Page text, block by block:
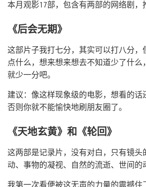
本月观影17部，包含有两部的网络剧，
《后会无期》
这部片子我打七分，其实可以打八分，
点什么，想来想来想去不知道少了什么
就少一分吧。
建议：像这样现象级的电影，想看的话
否则你就不能愉快地刷朋友圈了。
《天地玄黄》和《轮回》
这两部是记录片，没有对白，只有镜头
动、事物的凝视、自然的流逝、世间的
我第一次看便被这无声的力量的震撼住